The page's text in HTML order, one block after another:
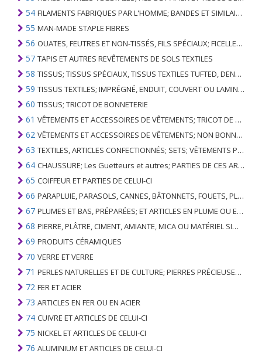
54 FILAMENTS FABRIQUES PAR L'HOMME; BANDES ET SIMILAIRES DE MATIERES TEXTILES SYNTHETIQUES
55 MAN-MADE STAPLE FIBRES
56 OUATES, FEUTRES ET NON-TISSÉS, FILS SPÉCIAUX; FICELLES, CORDES, CORDES, CÂBLES ET ARTICLES ASSOCIÉS
57 TAPIS ET AUTRES REVÊTEMENTS DE SOLS TEXTILES
58 TISSUS; TISSUS SPÉCIAUX, TISSUS TEXTILES TUFTED, DENTELLE, TAPISSERIES, GARNITURES, BRODERIES
59 TISSUS TEXTILES; IMPRÉGNÉ, ENDUIT, COUVERT OU LAMINÉ; ARTICLES TEXTILES D'UN TYPE ADAPTÉ À L'USAGE INDUSTRIEL
60 TISSUS; TRICOT DE BONNETERIE
61 VÊTEMENTS ET ACCESSOIRES DE VÊTEMENTS; TRICOT DE BONNETERIE
62 VÊTEMENTS ET ACCESSOIRES DE VÊTEMENTS; NON BONNETERIE
63 TEXTILES, ARTICLES CONFECTIONNÉS; SETS; VÊTEMENTS PORTÉS ET ARTICLES TEXTILES USÉS; RAGS
64 CHAUSSURE; Les Guetteurs et autres; PARTIES DE CES ARTICLES
65 COIFFEUR ET PARTIES DE CELUI-CI
66 PARAPLUIE, PARASOLS, CANNES, BÂTONNETS, FOUETS, PLANTES DE CONDUITE; ET LEURS PARTIES
67 PLUMES ET BAS, PRÉPARÉES; ET ARTICLES EN PLUME OU EN BAS; FLEURS ARTIFICIELLES; ARTICLES DE CHEVEUX HUMAINS
68 PIERRE, PLÂTRE, CIMENT, AMIANTE, MICA OU MATÉRIEL SIMILAIRE; ARTICLES DE CELUI-CI
69 PRODUITS CÉRAMIQUES
70 VERRE ET VERRE
71 PERLES NATURELLES ET DE CULTURE; PIERRES PRÉCIEUSES, SEMI-PRÉCIEUSES; MÉTAUX PRÉCIEUX, PLAQUÉS OU DOUBLÉS DE MÉTAUX PRÉCIEUX ET OUVRAGES EN CES MATIÈRES; IMITATION BIJOUTERIE; PIÈCE DE MONNAIE
72 FER ET ACIER
73 ARTICLES EN FER OU EN ACIER
74 CUIVRE ET ARTICLES DE CELUI-CI
75 NICKEL ET ARTICLES DE CELUI-CI
76 ALUMINIUM ET ARTICLES DE CELUI-CI